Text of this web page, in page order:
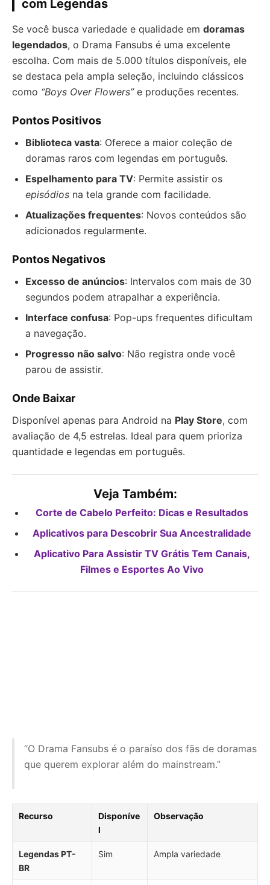
com Legendas
Se você busca variedade e qualidade em doramas
legendados, o Drama Fansubs é uma excelente
escolha. Com mais de 5.000 títulos disponíveis, ele
se destaca pela ampla seleção, incluindo clássicos
como “Boys Over Flowers”e produções recentes.
Pontos Positivos
Biblioteca vasta: Oferece a maior coleção de
doramas raros com legendas em português.
Espelhamento para TV: Permite assistir os
episódios na tela grande com facilidade.
Atualizações frequentes: Novos conteúdos são
adicionados regularmente.
Pontos Negativos
Excesso de anúncios: Intervalos com mais de 30
segundos podem atrapalhar a experiência.
Interface confusa: Pop-ups frequentes dificultam
a navegação.
Progresso não salvo: Não registra onde você
parou de assistir.
Onde Baixar
Disponível apenas para Android na Play Store, com
avaliação de 4,5 estrelas. Ideal para quem prioriza
quantidade e legendas em português.
Veja Também:
Corte de Cabelo Perfeito: Dicas e Resultados
Aplicativos para Descobrir Sua Ancestralidade
Aplicativo Para Assistir TV Grátis Tem Canais,
Filmes e Esportes Ao Vivo
“O Drama Fansubs é o paraíso dos fãs de doramas
que querem explorar além do mainstream.”
Recurso
Disponíve
l
Observação
Legendas PT-
BR
Sim Ampla variedade